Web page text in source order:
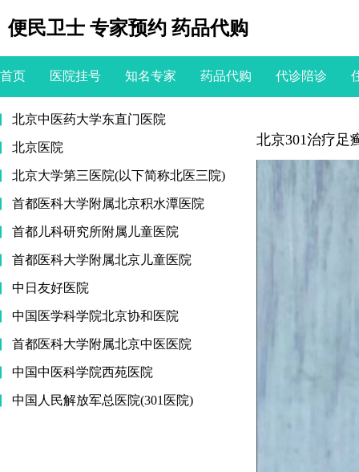
便民卫士 专家预约 药品代购
首页 医院挂号 知名专家 药品代购 代诊陪诊
北京中医药大学东直门医院
北京医院
北京大学第三医院(以下简称北医三院)
首都医科大学附属北京积水潭医院
首都儿科研究所附属儿童医院
首都医科大学附属北京儿童医院
中日友好医院
中国医学科学院北京协和医院
首都医科大学附属北京中医医院
中国中医科学院西苑医院
中国人民解放军总医院(301医院)
北京301治疗